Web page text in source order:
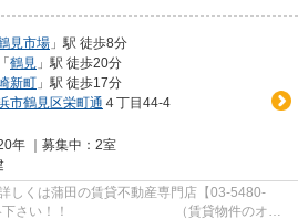
見市場 」駅 徒歩8分
「鶴見 」駅 徒歩20分
新町 」駅 徒歩17分
市鶴見区栄町通 ４丁目44-4
年 ｜募集中： 2室
しくは蒲田の賃貸不動産専門店【03-5480-
連絡下さい！！ （賃貸物件のオス